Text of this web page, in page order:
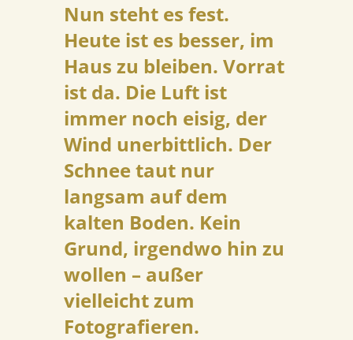
Nun steht es fest.
Heute ist es besser, im
Haus zu bleiben. Vorrat
ist da. Die Luft ist
immer noch eisig, der
Wind unerbittlich. Der
Schnee taut nur
langsam auf dem
kalten Boden. Kein
Grund, irgendwo hin zu
wollen – außer
vielleicht zum
Fotografieren.